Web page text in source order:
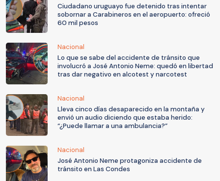
Ciudadano uruguayo fue detenido tras intentar
sobornar a Carabineros en el aeropuerto: ofreció
60 mil pesos
Nacional
Lo que se sabe del accidente de tránsito que
involucró a José Antonio Neme: quedó en libertad
tras dar negativo en alcotest y narcotest
Nacional
Lleva cinco días desaparecido en la montaña y
envió un audio diciendo que estaba herido:
“¿Puede llamar a una ambulancia?”
Nacional
José Antonio Neme protagoniza accidente de
tránsito en Las Condes